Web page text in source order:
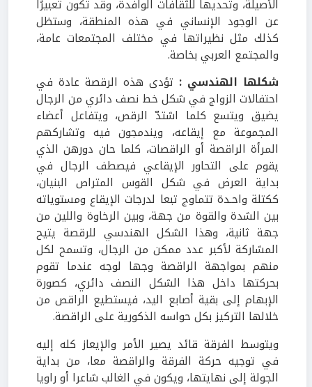
الأصيلة، وتحديها للثقافات الوافدة، وقد تكون تعبيرًا
عن الوجود الإنساني في هذه المنطقة، وستظل
كذلك مثل نظيراتها في مختلف المجتمعات عامة،
والمجتمع العربي بخاصة.
شكلها الهندسي : تؤدى هذه الرقصة عادة في
احتفالات الزواج في شكل خط نصف دائري من الرجال
يضيق ويتسع كلما اشتدّ الرقص، ويتفاعل أعضاء
المجموعة مع إيقاعه، ويندمجون فيه وتشاركهم
المرأة الراقصة أو الراقصات، كلما حان دورهن الذي
يقوم على التحاور الإيقاعي فيصطف الرجال في
بداية العرض في شكل القوس المتراص البنيان،
ككتلة واحـدة تتماوج تبعا لدرجات الإيقاع ومستوياته
بين الشدة والقوة من جهة، وبين الرخاوة واللين من
جهة ثانية، وهذا الشكل الهندسي للرقصة يتيح
المشاركة لأكبر عدد ممكن من الرجال، وتسمح لكل
منهم بمواجهة الراقصة وجها لوجه عندما تقوم
بحركتها داخل هذا الشكل النصف دائري، كصورة
الإبهام إلى بقية أصابع اليد، فيستطيع الراقص من
خلالها التركيز بكل حواسه الذكورية على الراقصة.
ويتوسط الفرقة قائد يصير الأمر والإيعاز كله إليه
في توجيه حركة الفرقة والراقصة معا، من بداية
الجولة إلى نهايتها، ويكون في الغالب شاعرا أو راويا